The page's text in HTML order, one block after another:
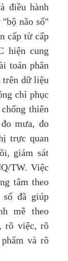
điều hành
não số"
cấp từ cấp
hiện cung
toán phân
trên dữ liệu
chỉ phục
thiên
mưa, đo
trực quan
giám sát
TW. Việc
tâm theo
đã giúp
mẽ theo
rõ việc, rõ
và rõ